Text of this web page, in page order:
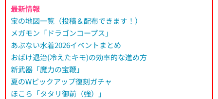
最新情報
宝の地図一覧（投稿＆配布できます！）
メガモン「ドラゴンコープス」
あぶない水着2026イベントまとめ
おばけ退治(冷えたキモ)の効率的な進め方
新武器「魔力の宝鞭」
夏のWピックアップ復刻ガチャ
ほこら「タタリ御前（強）」